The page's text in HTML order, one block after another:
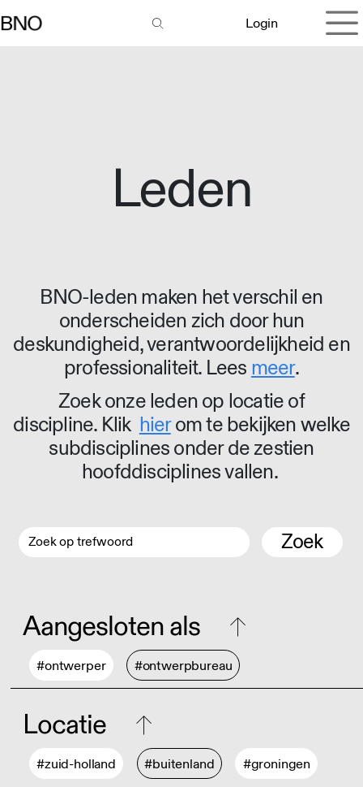
Login
Leden
BNO-leden maken het verschil en
onderscheiden zich door hun
deskundigheid, verantwoordelijkheid en
professionaliteit. Lees meer.
Zoek onze leden op locatie of
discipline. Klik hierom te bekijken welke
subdisciplines onder de zestien
hoofddisciplines vallen.
Zoek
Aangesloten als
#ontwerper #ontwerpbureau
Locatie
#zuid-holland #buitenland #groningen